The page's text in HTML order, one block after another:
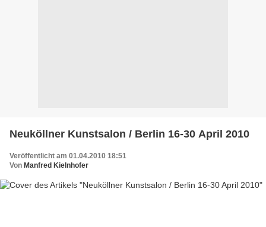
Neuköllner Kunstsalon / Berlin 16-30 April 2010
Veröffentlicht am 01.04.2010 18:51
Von Manfred Kielnhofer